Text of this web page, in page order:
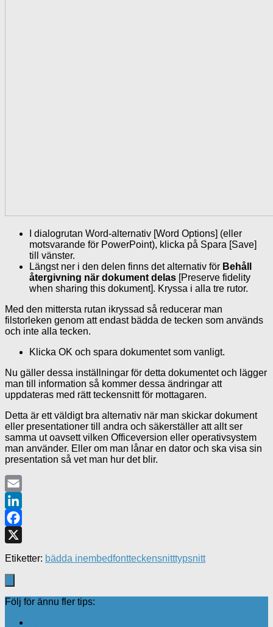
I dialogrutan Word-alternativ [Word Options] (eller
motsvarande för PowerPoint), klicka på Spara [Save]
till vänster.
Längst ner i den delen finns det alternativ för Behåll
återgivning när dokument delas [Preserve fidelity
when sharing this dokument]. Kryssa i alla tre rutor.
Med den mittersta rutan ikryssad så reducerar man
filstorleken genom att endast bädda de tecken som används
och inte alla tecken.
Klicka OK och spara dokumentet som vanligt.
Nu gäller dessa inställningar för detta dokumentet och lägger
man till information så kommer dessa ändringar att
uppdateras med rätt teckensnitt för mottagaren.
Detta är ett väldigt bra alternativ när man skickar dokument
eller presentationer till andra och säkerställer att allt ser
samma ut oavsett vilken Officeversion eller operativsystem
man använder. Eller om man lånar en dator och ska visa sin
presentation så vet man hur det blir.
Email
LinkedIn
Facebook
Etiketter: bädda inembedfontteckensnitttypsnitt
Följ för ännu fler tips: